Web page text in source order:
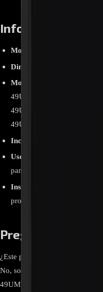
Información
Modelo
Dimensiones
Modelos compatibles
49UN7100PDA,
49UU670H.
Incluye
: Panel LCD “open
Uso recomendado
:
paneles dañados.
Instalación
: Requiere
producto.
Preguntas
¿Este panel es compatible con
No, solo con modelos
49UM7300PDA.BWCYLJM,